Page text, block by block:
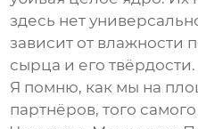
здесь нет
зависит от влажности
сырца и его твёрдости.
Я помню, как мы на
партнёров, того самого